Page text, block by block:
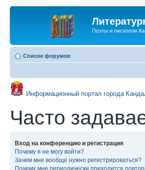
Поэты и писатели
Список форумов
Информационный портал города
Часто
Вход на конференцию и регистрация
Почему я не могу войти?
Зачем мне вообще нужно регистрироваться?
Почему мне периодически приходится